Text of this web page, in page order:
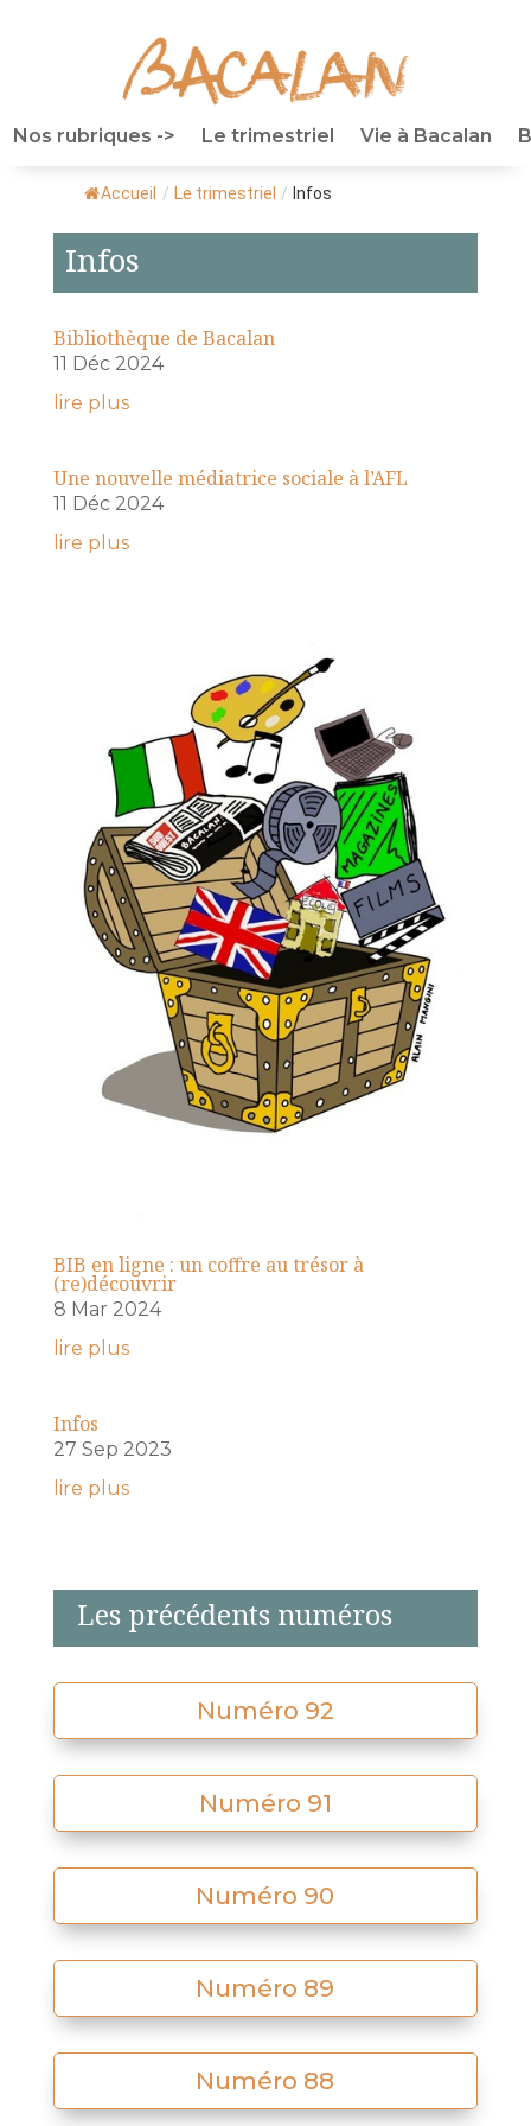
Nos rubriques -> Le trimestriel Vie à Bacalan
Accueil / Le trimestriel / Infos
Infos
Bibliothèque de Bacalan
11 Déc 2024
lire plus
Une nouvelle médiatrice sociale à l’AFL
11 Déc 2024
lire plus
BIB en ligne : un coffre au trésor à
(re)découvrir
8 Mar 2024
lire plus
Infos
27 Sep 2023
lire plus
Les précédents numéros
Numéro 92
Numéro 91
Numéro 90
Numéro 89
Numéro 88